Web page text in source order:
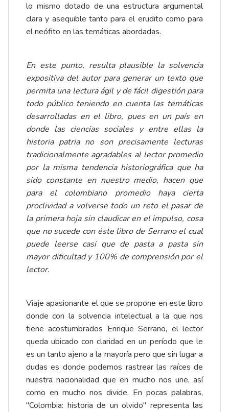
lo mismo dotado de una estructura argumental
clara y asequible tanto para el erudito como para
el neófito en las temáticas abordadas.
En este punto, resulta plausible la solvencia
expositiva del autor para generar un texto que
permita una lectura ágil y de fácil digestión para
todo público teniendo en cuenta las temáticas
desarrolladas en el libro, pues en un país en
donde las ciencias sociales y entre ellas la
historia patria no son precisamente lecturas
tradicionalmente agradables al lector promedio
por la misma tendencia historiográfica que ha
sido constante en nuestro medio, hacen que
para el colombiano promedio haya cierta
proclividad a volverse todo un reto el pasar de
la primera hoja sin claudicar en el impulso, cosa
que no sucede con éste libro de Serrano el cual
puede leerse casi que de pasta a pasta sin
mayor dificultad y 100% de comprensión por el
lector.
Viaje apasionante el que se propone en este libro
donde con la solvencia intelectual a la que nos
tiene acostumbrados Enrique Serrano, el lector
queda ubicado con claridad en un período que le
es un tanto ajeno a la mayoría pero que sin lugar a
dudas es donde podemos rastrear las raíces de
nuestra nacionalidad que en mucho nos une, así
como en mucho nos divide. En pocas palabras,
"Colombia: historia de un olvido" representa las